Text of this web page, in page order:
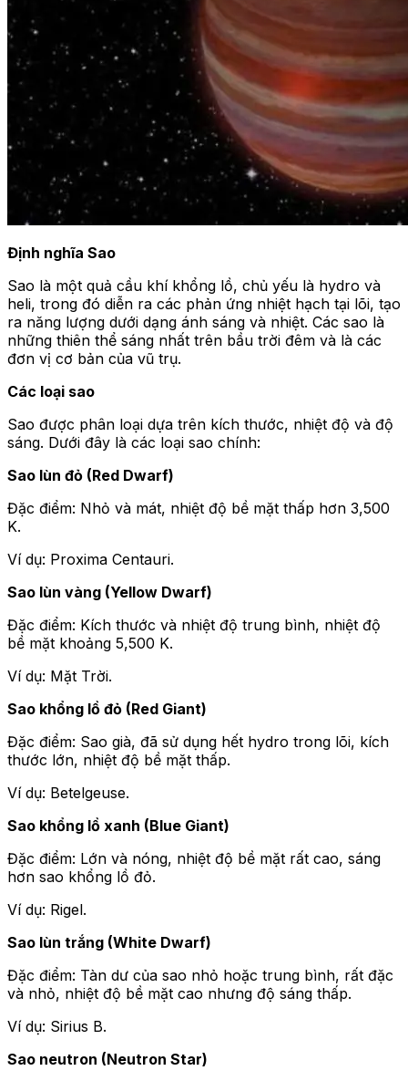
Định nghĩa Sao
Sao là một quả cầu khí khổng lồ, chủ yếu là hydro và
heli, trong đó diễn ra các phản ứng nhiệt hạch tại lõi, tạo
ra năng lượng dưới dạng ánh sáng và nhiệt. Các sao là
những thiên thể sáng nhất trên bầu trời đêm và là các
đơn vị cơ bản của vũ trụ.
Các loại sao
Sao được phân loại dựa trên kích thước, nhiệt độ và độ
sáng. Dưới đây là các loại sao chính:
Sao lùn đỏ (Red Dwarf)
Đặc điểm: Nhỏ và mát, nhiệt độ bề mặt thấp hơn 3,500
K.
Ví dụ: Proxima Centauri.
Sao lùn vàng (Yellow Dwarf)
Đặc điểm: Kích thước và nhiệt độ trung bình, nhiệt độ
bề mặt khoảng 5,500 K.
Ví dụ: Mặt Trời.
Sao khổng lồ đỏ (Red Giant)
Đặc điểm: Sao già, đã sử dụng hết hydro trong lõi, kích
thước lớn, nhiệt độ bề mặt thấp.
Ví dụ: Betelgeuse.
Sao khổng lồ xanh (Blue Giant)
Đặc điểm: Lớn và nóng, nhiệt độ bề mặt rất cao, sáng
hơn sao khổng lồ đỏ.
Ví dụ: Rigel.
Sao lùn trắng (White Dwarf)
Đặc điểm: Tàn dư của sao nhỏ hoặc trung bình, rất đặc
và nhỏ, nhiệt độ bề mặt cao nhưng độ sáng thấp.
Ví dụ: Sirius B.
Sao neutron (Neutron Star)